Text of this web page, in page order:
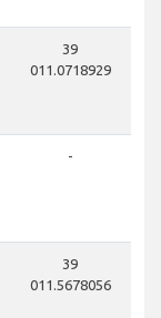
39
011.0718929
-
39
011.5678056